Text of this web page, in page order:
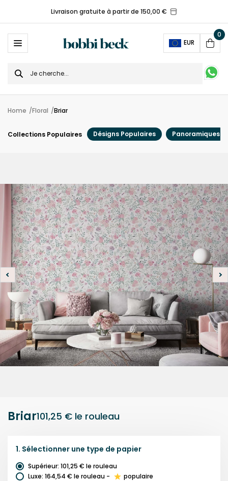
Livraison gratuite à partir de 150,00 €
EUR
Cart
0
Search
for
Home Floral Briar
Collections Populaires Désigns Populaires Panoramiques
Briar101,25 € le rouleau
1. Sélectionner une type de papier
Supérieur: 101,25 € le rouleau
Luxe: 164,54 € le rouleau -
populaire